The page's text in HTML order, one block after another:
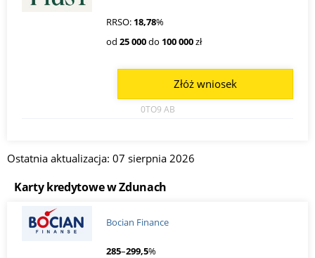
RRSO: 18,78%
od 25 000do 100 000zł
0TO9 AB
Złóż wniosek
Ostatnia aktualizacja: 07 sierpnia 2026
Karty kredytowe w Zdunach
Bocian Finance
285–299,5%